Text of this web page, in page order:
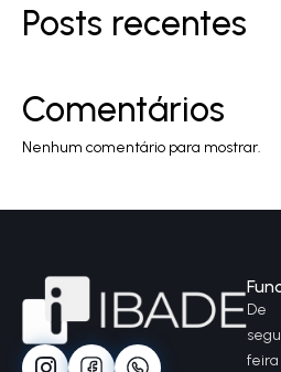
Posts recentes
Comentários
Nenhum comentário para mostrar.
De
feira